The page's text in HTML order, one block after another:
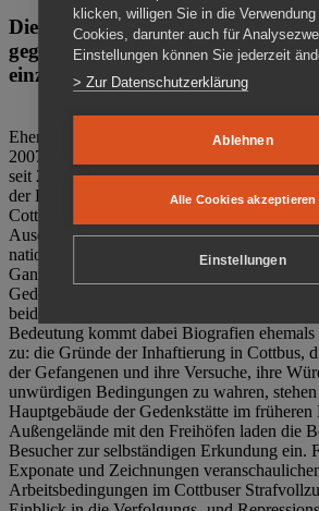
Die Gedenkstätte Zuchthaus
gegen das Vergessen. Anschaulich,
einzigartig.
Ehemalige politische Häftlinge der DDR
2007 den Verein Menschenrechtszentrum
seit 2011 Eigentümer des ehemaligen
der Bautzener Straße und Träger der
Cottbus ist. Im Zentrum der Arbeit der
Auseinandersetzung mit politischem
nationalsozialistischen Terrorherrschaft und
Ganzjährig zeigen mehrere Dauer- und
Gedenkstätte Zuchthaus Cottbus Beispiele
beiden deutschen Diktaturen des 20.
Bedeutung kommt dabei Biografien
zu: die Gründe der Inhaftierung in Cottbus,
der Gefangenen und ihre Versuche, ihre
unwürdigen Bedingungen zu wahren,
Hauptgebäude der Gedenkstätte im
Außengelände mit den Freihöfen laden die
Besucher zur selbständigen Erkundung ein.
Exponate und Zeichnungen
Arbeitsbedingungen im Cottbuser
klicken, willigen Sie in die
Cookies, darunter auch für
Einstellungen können Sie jederzeit
> Zur Datenschutzerklärung
Ablehnen
Alle Cookies akzeptieren
Einstellungen